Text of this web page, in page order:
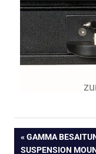
GAMMA
SUSPENSION